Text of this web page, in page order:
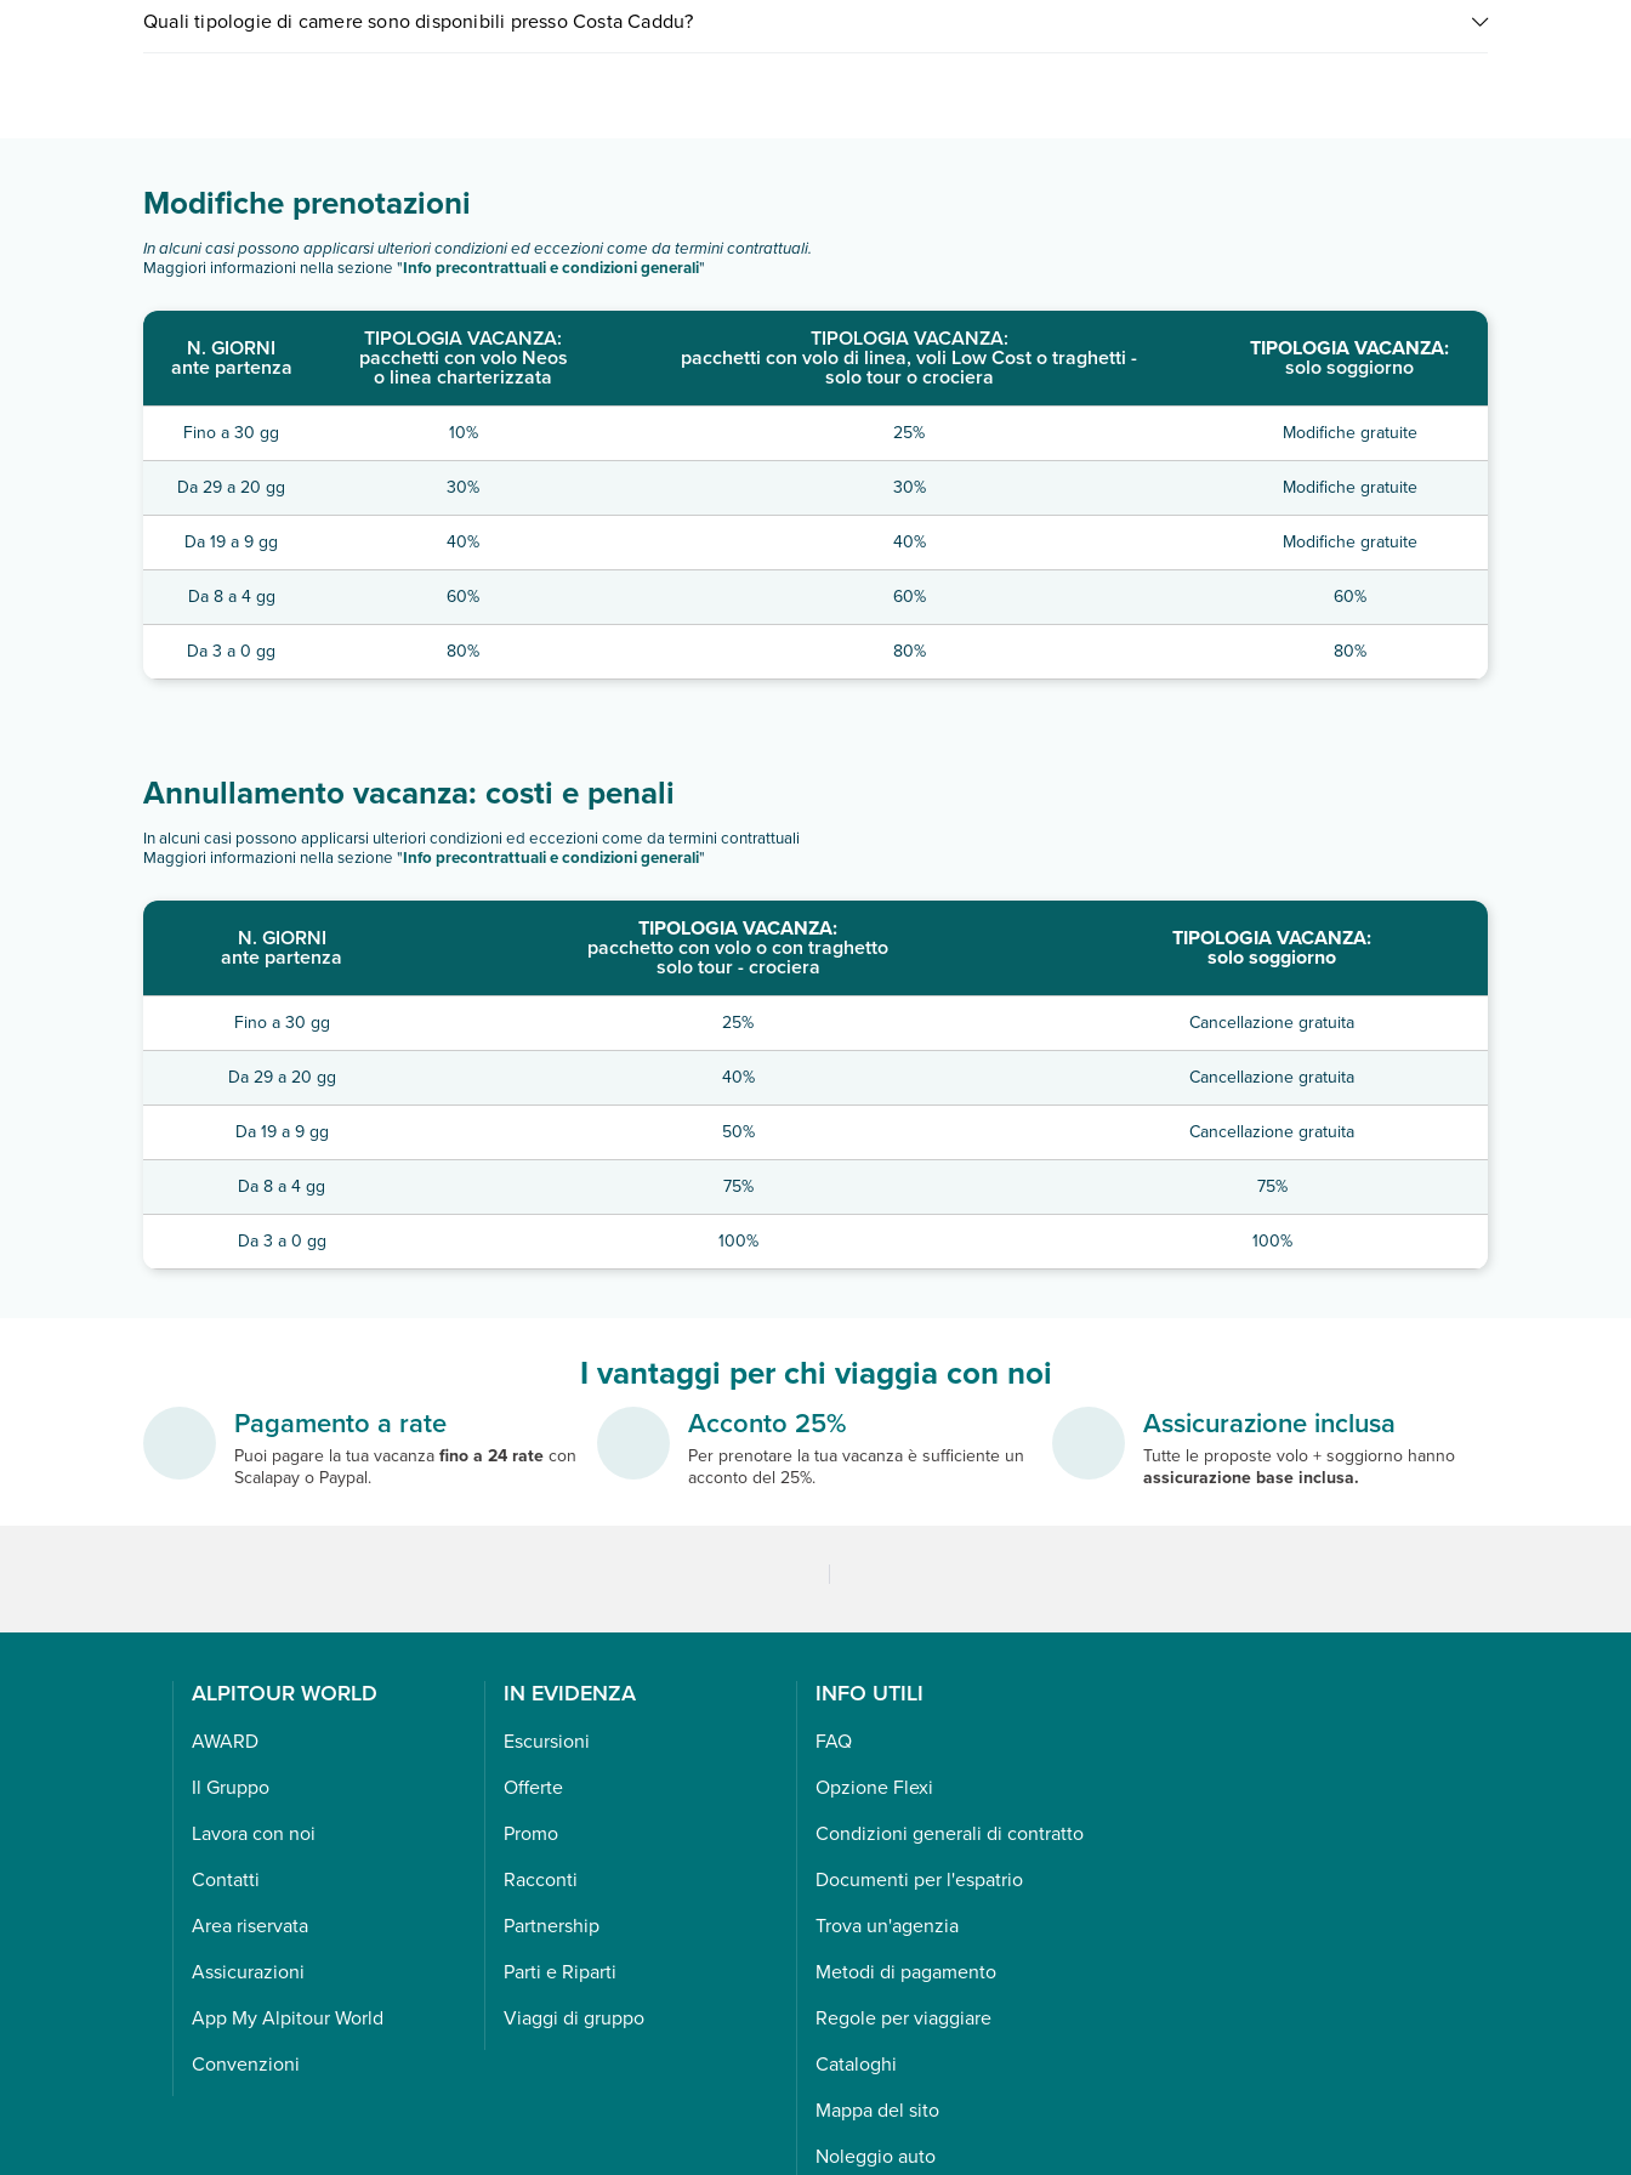
partire.
Quali tipologie di camere sono disponibili presso Costa Caddu?
Modifiche prenotazioni
In alcuni casi possono applicarsi ulteriori condizioni ed eccezioni come da termini contrattuali.
Maggiori informazioni nella sezione "Info precontrattuali e condizioni generali"
N. GIORNI
ante partenza
TIPOLOGIA VACANZA:
pacchetti con volo Neos
o linea charterizzata
TIPOLOGIA VACANZA:
pacchetti con volo di linea, voli Low Cost o traghetti -
solo tour o crociera
TIPOLOGIA VACANZA:
solo soggiorno
Fino a 30 gg 10% 25% Modifiche gratuite
Da 29 a 20 gg 30% 30% Modifiche gratuite
Da 19 a 9 gg 40% 40% Modifiche gratuite
Da 8 a 4 gg 60% 60% 60%
Da 3 a 0 gg 80% 80% 80%
Annullamento vacanza: costi e penali
In alcuni casi possono applicarsi ulteriori condizioni ed eccezioni come da termini contrattuali
Maggiori informazioni nella sezione "Info precontrattuali e condizioni generali"
N. GIORNI
ante partenza
TIPOLOGIA VACANZA:
pacchetto con volo o con traghetto
solo tour - crociera
TIPOLOGIA VACANZA:
solo soggiorno
Fino a 30 gg 25% Cancellazione gratuita
Da 29 a 20 gg 40% Cancellazione gratuita
Da 19 a 9 gg 50% Cancellazione gratuita
Da 8 a 4 gg 75% 75%
Da 3 a 0 gg 100% 100%
I vantaggi per chi viaggia con noi
Pagamento a rate
Puoi pagare la tua vacanzafino a 24 ratecon
Scalapay o Paypal.
Acconto 25%
Per prenotare la tua vacanza è sufficiente un
acconto del 25%.
Assicurazione inclusa
Tutte le proposte volo + soggiorno hanno
assicurazione base inclusa.
ALPITOUR WORLD
AWARD
Il Gruppo
Lavora con noi
Contatti
Area riservata
Assicurazioni
App My Alpitour World
Convenzioni
IN EVIDENZA
Escursioni
Offerte
Promo
Racconti
Partnership
Parti e Riparti
Viaggi di gruppo
INFO UTILI
FAQ
Opzione Flexi
Condizioni generali di contratto
Documenti per l'espatrio
Trova un'agenzia
Metodi di pagamento
Regole per viaggiare
Cataloghi
Mappa del sito
Noleggio auto